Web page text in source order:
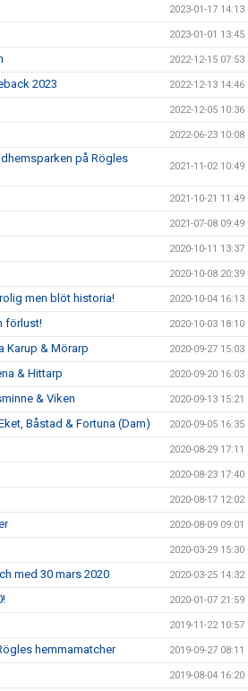
2023-01-17 14:13
2023-01-01 13:45
2022-12-15 07:53
2023 2022-12-13 14:46
2022-12-05 10:36
2022-06-23 10:08
på Rögles
2021-11-02 10:49
2021-10-21 11:49
2021-07-08 09:49
2020-10-11 13:37
2020-10-08 20:39
men blöt historia! 2020-10-04 16:13
förlust! 2020-10-03 18:10
Karup & Mörarp 2020-09-27 15:03
& Hittarp 2020-09-20 16:03
& Viken 2020-09-13 15:21
Båstad & Fortuna (Dam) 2020-09-05 16:35
2020-08-29 17:11
2020-08-23 17:40
2020-08-17 12:02
2020-08-09 09:01
2020-03-29 15:30
med 30 mars 2020 2020-03-25 14:32
2020-01-07 21:59
2019-11-22 10:57
hemmamatcher 2019-09-27 08:11
2019-08-04 16:20